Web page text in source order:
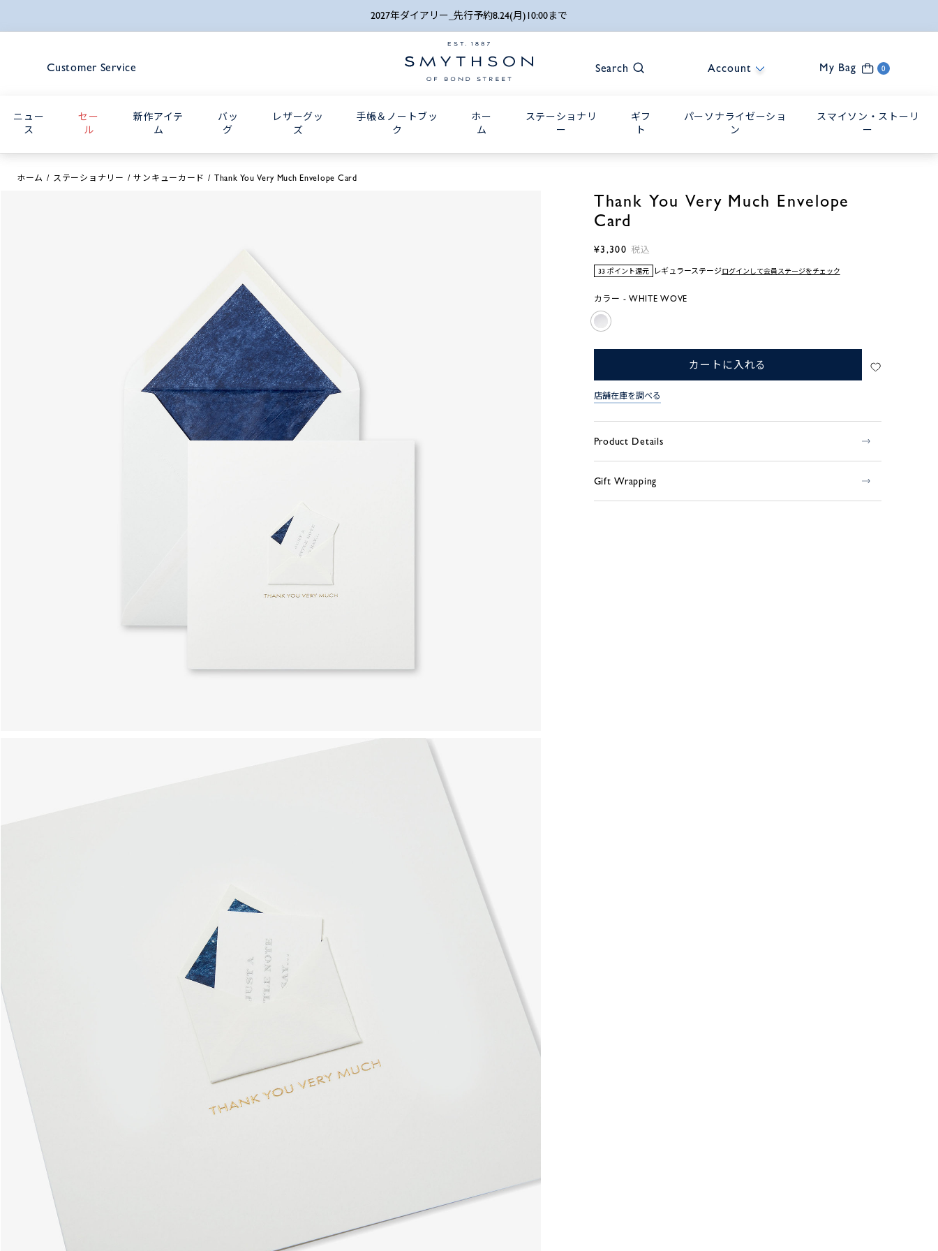
2027年ダイアリー_先行予約8.24(月)10:00まで
Customer Service Search Account My Bag 0
ニュー
ス
セー
ル
新作アイテ
ム
バッ
グ
レザーグッ
ズ
手帳＆ノートブッ
ク
ホー
ム
ステーショナリ
ー
ギフ
ト
パーソナライゼーショ
ン
スマイソン・ストーリ
ー
ホーム ステーショナリー サンキューカード Thank You Very Much Envelope Card
Thank You Very Much Envelope
Card
¥3,300 税込
33 ポイント還元 レギュラーステージログインして会員ステージをチェック
カラー - WHITE WOVE
カートに入れる
店舗在庫を調べる
Product Details
Gift Wrapping